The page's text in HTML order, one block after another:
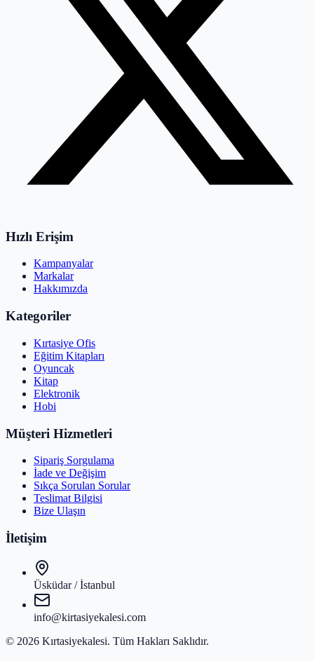
Hızlı Erişim
Kampanyalar
Markalar
Hakkımızda
Kategoriler
Kırtasiye Ofis
Eğitim Kitapları
Oyuncak
Kitap
Elektronik
Hobi
Müşteri Hizmetleri
Sipariş Sorgulama
İade ve Değişim
Sıkça Sorulan Sorular
Teslimat Bilgisi
Bize Ulaşın
İletişim
Üsküdar / İstanbul
info@kirtasiyekalesi.com
© 2026 Kırtasiyekalesi. Tüm Hakları Saklıdır.